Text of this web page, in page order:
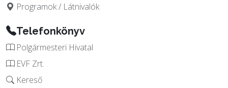
Programok / Látnivalók
Telefonkönyv
Polgármesteri Hivatal
EVF Zrt.
Kereső